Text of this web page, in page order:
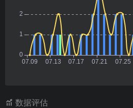
数据评估